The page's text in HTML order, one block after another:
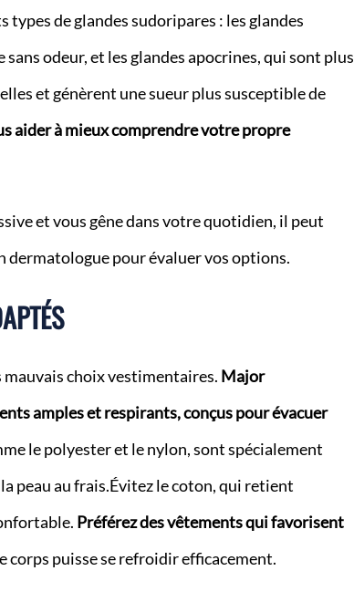
de glandes sudoripares : les glandes
odeur, et les glandes apocrines, qui sont plus
et génèrent une sueur plus susceptible de
aider à mieux comprendre votre propre
et vous gêne dans votre quotidien, il peut
dermatologue pour évaluer vos options.
choix vestimentaires. Major
amples et respirants, conçus pour évacuer
le polyester et le nylon, sont spécialement
peau au frais.Évitez le coton, qui retient
Préférez des vêtements qui favorisent
corps puisse se refroidir efficacement.